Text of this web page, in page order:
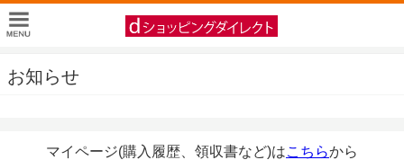
お知らせ
マイページ(購入履歴、領収書など)はこちらから